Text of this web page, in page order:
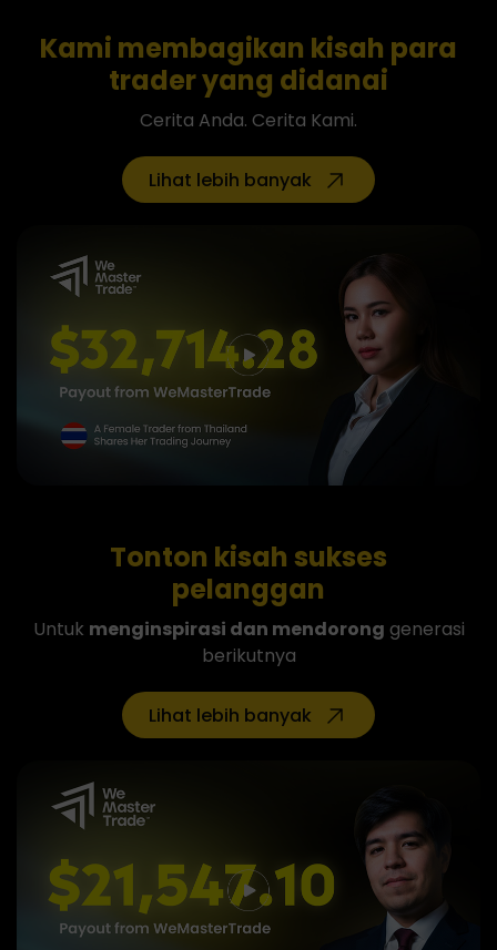
Kami membagikan kisah para
trader yang didanai
Cerita Anda. Cerita Kami.
Lihat lebih banyak
Tonton kisah sukses
pelanggan
Untuk menginspirasi dan mendorong generasi
berikutnya
Lihat lebih banyak